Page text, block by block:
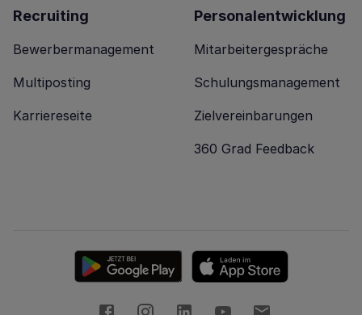
Recruiting
Bewerbermanagement
Multiposting
Karriereseite
Personalentwicklung
Mitarbeitergespräche
Schulungsmanagement
Zielvereinbarungen
360 Grad Feedback